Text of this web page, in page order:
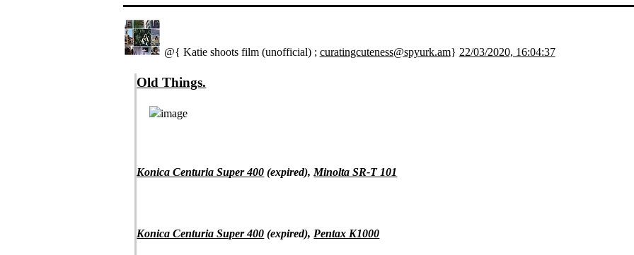
@{ Katie shoots film (unofficial) ; curatingcuteness@spyurk.am} 22/03/2020, 16:04:37
Old Things.
Konica Centuria Super 400 (expired), Minolta SR-T 101
Konica Centuria Super 400 (expired), Pentax K1000